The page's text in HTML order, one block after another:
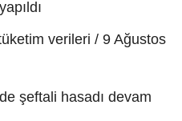
verileri / 9 Ağustos
şeftali hasadı devam